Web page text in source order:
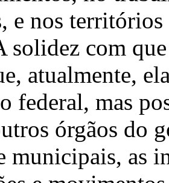
e nos
solidez com
atualmente,
federal, mas
órgãos do
municipais, as